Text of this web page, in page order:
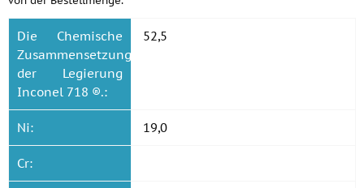
Die Chemische
Zusammensetzung
der Legierung
Inconel 718 ®.:
52,5
Ni: 19,0
Cr: